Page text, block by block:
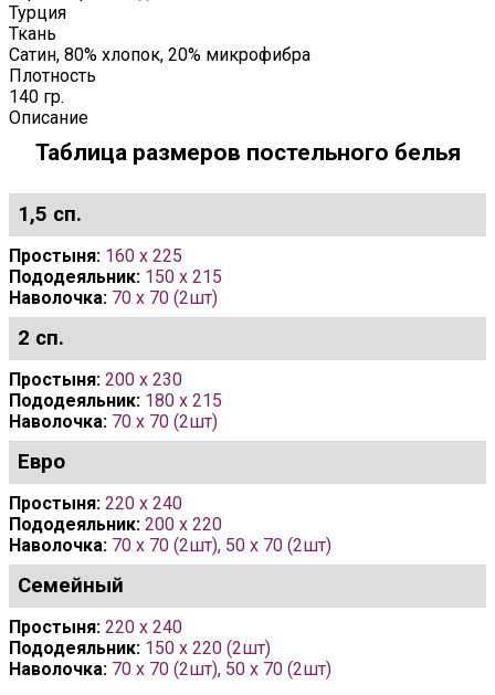
Турция
Ткань
Сатин, 80% хлопок, 20% микрофибра
Плотность
140 гр.
Описание
Таблица размеров постельного белья
1,5 сп.
Простыня: 160 x 225
Пододеяльник: 150 x 215
Наволочка: 70 x 70 (2шт)
2 сп.
Простыня: 200 x 230
Пододеяльник: 180 x 215
Наволочка: 70 х 70 (2шт)
Евро
Простыня: 220 x 240
Пододеяльник: 200 x 220
Наволочка: 70 х 70 (2шт), 50 х 70 (2шт)
Семейный
Простыня: 220 x 240
Пододеяльник: 150 x 220 (2шт)
Наволочка: 70 х 70 (2шт), 50 х 70 (2шт)